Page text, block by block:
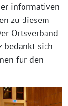
informativen
zu diesem
Ortsverband
bedankt sich
für den